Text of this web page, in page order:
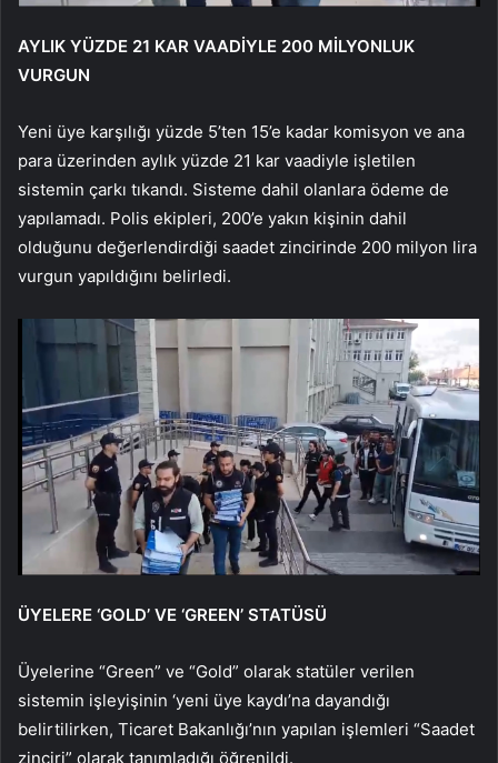
AYLIK YÜZDE 21 KAR VAADİYLE 200 MİLYONLUK
VURGUN
Yeni üye karşılığı yüzde 5’ten 15’e kadar komisyon ve ana
para üzerinden aylık yüzde 21 kar vaadiyle işletilen
sistemin çarkı tıkandı. Sisteme dahil olanlara ödeme de
yapılamadı. Polis ekipleri, 200’e yakın kişinin dahil
olduğunu değerlendirdiği saadet zincirinde 200 milyon lira
vurgun yapıldığını belirledi.
ÜYELERE ‘GOLD’ VE ‘GREEN’ STATÜSÜ
Üyelerine “Green” ve “Gold” olarak statüler verilen
sistemin işleyişinin ‘yeni üye kaydı’na dayandığı
belirtilirken, Ticaret Bakanlığı’nın yapılan işlemleri “Saadet
zinciri” olarak tanımladığı öğrenildi.